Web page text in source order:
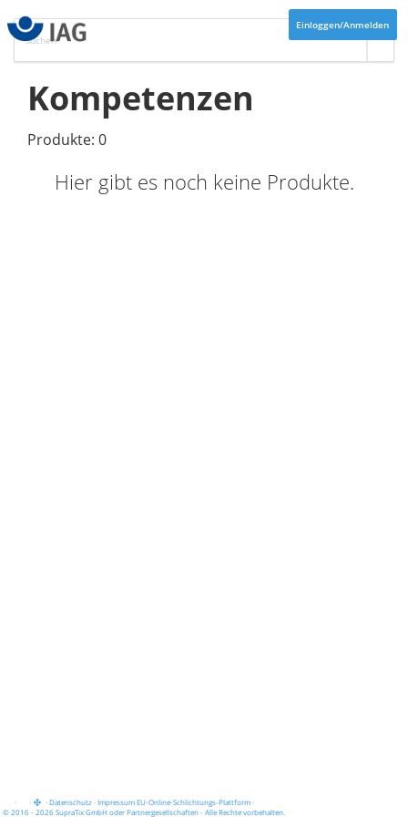
Einloggen/Anmelden
Kompetenzen
Produkte: 0
Hier gibt es noch keine Produkte.
· · ·Datenschutz·Impressum EU-Online-Schlichtungs-Plattform·
© 2016 - 2026 SupraTix GmbH oder Partnergesellschaften - Alle Rechte vorbehalten.